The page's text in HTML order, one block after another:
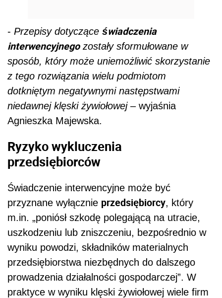
- Przepisy dotyczące świadczenia
interwencyjnegozostały sformułowane w
sposób, który może uniemożliwić skorzystanie
z tego rozwiązania wielu podmiotom
dotkniętym negatywnymi następstwami
niedawnej klęski żywiołowej– wyjaśnia
Agnieszka Majewska.
Ryzyko wykluczenia
przedsiębiorców
Świadczenie interwencyjne może być
przyznane wyłącznie przedsiębiorcy, który
m.in. „poniósł szkodę polegającą na utracie,
uszkodzeniu lub zniszczeniu, bezpośrednio w
wyniku powodzi, składników materialnych
przedsiębiorstwa niezbędnych do dalszego
prowadzenia działalności gospodarczej”. W
praktyce w wyniku klęski żywiołowej wiele firm